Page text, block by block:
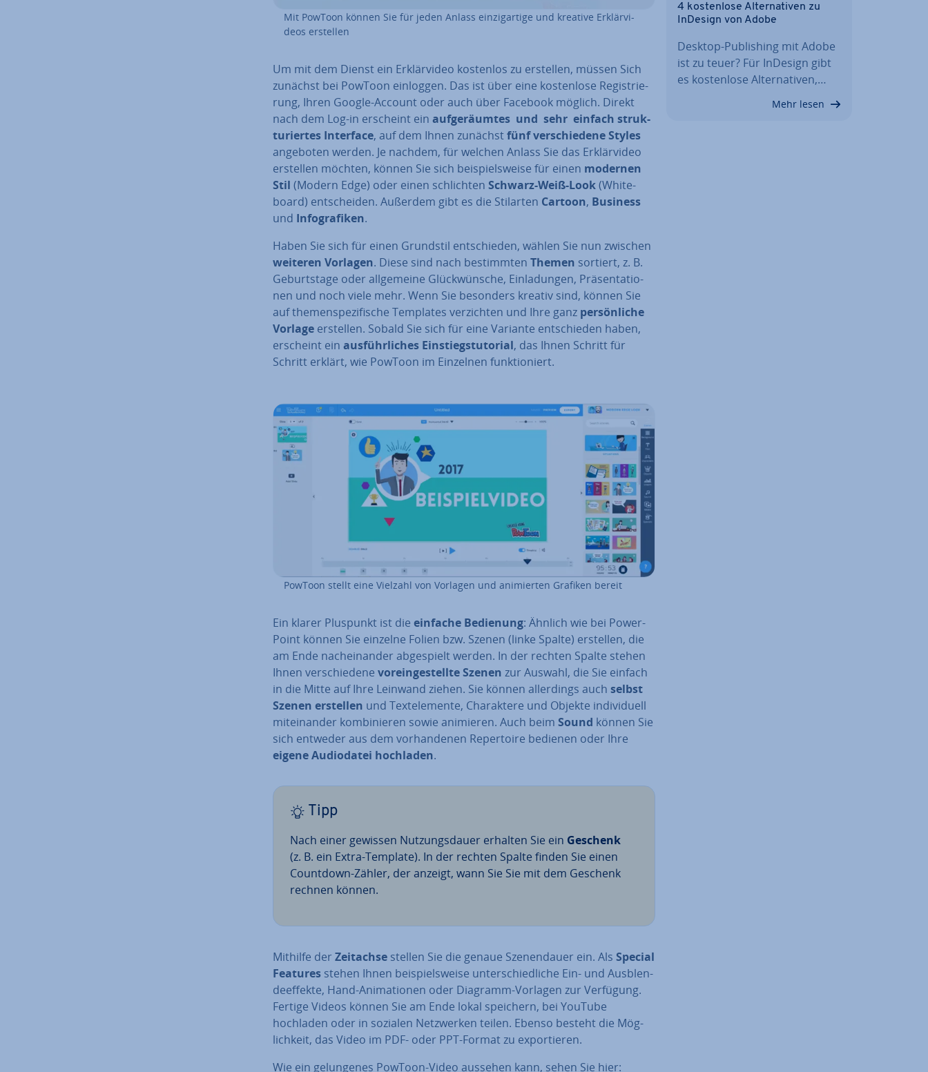
Mit PowToon können Sie für jeden Anlass ein­zig­ar­ti­ge und kreative Er­klär­vi­
de­os erstellen
Um mit dem Dienst ein Er­klär­vi­deo kostenlos zu erstellen, müssen Sich
zunächst bei PowToon einloggen. Das ist über eine kos­ten­lo­se Re­gis­trie­
rung, Ihren Google-Account oder auch über Facebook möglich. Direkt
nach dem Log-in erscheint ein auf­ge­räum­tes und sehr einfach struk­
tu­rier­tes Interface, auf dem Ihnen zunächstfünf ver­schie­de­ne Styles
angeboten werden. Je nachdem, für welchen Anlass Sie das Er­klär­vi­deo
erstellen möchten, können Sie sich bei­spiels­wei­se für einen modernen
Stil (Modern Edge) oder einen schlich­ten Schwarz-Weiß-Look(White­
board) ent­schei­den. Außerdem gibt es die Stilarten Cartoon, Business
und In­fo­gra­fi­ken.
Haben Sie sich für einen Grundstil ent­schie­den, wählen Sie nun zwischen
weiteren Vorlagen. Diese sind nach be­stimm­ten Themen sortiert, z. B.
Ge­burts­ta­ge oder all­ge­mei­ne Glück­wün­sche, Ein­la­dun­gen, Prä­sen­ta­tio­
nen und noch viele mehr. Wenn Sie besonders kreativ sind, können Sie
auf the­men­spe­zi­fi­sche Templates ver­zich­ten und Ihre ganz per­sön­li­che
Vorlage erstellen. Sobald Sie sich für eine Variante ent­schie­den haben,
erscheint ein aus­führ­li­ches Ein­stiegs­tu­to­ri­al, das Ihnen Schritt für
Schritt erklärt, wie PowToon im Einzelnen funk­tio­niert.
PowToon stellt eine Vielzahl von Vorlagen und ani­mier­ten Grafiken bereit
Ein klarer Pluspunkt ist die einfache Bedienung: Ähnlich wie bei Power­
Point können Sie einzelne Folien bzw. Szenen (linke Spalte) erstellen, die
am Ende nach­ein­an­der ab­ge­spielt werden. In der rechten Spalte stehen
Ihnen ver­schie­de­ne vor­ein­ge­stell­te Szenen zur Auswahl, die Sie einfach
in die Mitte auf Ihre Leinwand ziehen. Sie können al­ler­dings auch selbst
Szenen erstellen und Text­ele­men­te, Cha­rak­te­re und Objekte in­di­vi­du­ell
mit­ein­an­der kom­bi­nie­ren sowie animieren. Auch beim Sound können Sie
sich entweder aus dem vor­han­de­nen Re­per­toire bedienen oder Ihre
eigene Au­dio­da­tei hochladen.
Tipp
Nach einer gewissen Nut­zungs­dau­er erhalten Sie ein Geschenk
(z. B. ein Extra-Template). In der rechten Spalte finden Sie einen
Countdown-Zähler, der anzeigt, wann Sie Sie mit dem Geschenk
rechnen können.
Mithilfe der Zeitachse stellen Sie die genaue Sze­nen­dau­er ein. Als Special
Features stehen Ihnen bei­spiels­wei­se un­ter­schied­li­che Ein- und Aus­blen­
de­ef­fek­te, Hand-Ani­ma­tio­nen oder Diagramm-Vorlagen zur Verfügung.
Fertige Videos können Sie am Ende lokal speichern, bei YouTube
hochladen oder in sozialen Netz­wer­ken teilen. Ebenso besteht die Mög­
lich­keit, das Video im PDF- oder PPT-Format zu ex­por­tie­ren.
Wie ein ge­lun­ge­nes PowToon-Video aussehen kann, sehen Sie hier:
4 kos­ten­lo­se Al­ter­na­ti­ven zu
InDesign von Adobe
Desktop-Pu­bli­shing mit Adobe
ist zu teuer? Für InDesign gibt
es kos­ten­lo­se Al­ter­na­ti­ven,…
Mehr lesen